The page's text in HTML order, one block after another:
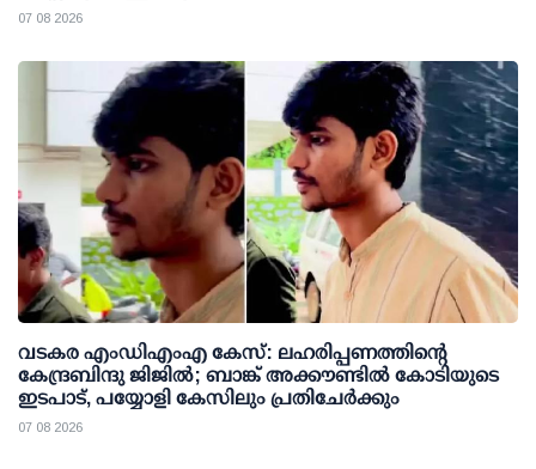
07 08 2026
വടകര എംഡിഎംഎ കേസ്: ലഹരിപ്പണത്തിന്റെ
കേന്ദ്രബിന്ദു ജിജില്‍; ബാങ്ക് അക്കൗണ്ടില്‍ കോടിയുടെ
ഇടപാട്, പയ്യോളി കേസിലും പ്രതിചേര്‍ക്കും
07 08 2026